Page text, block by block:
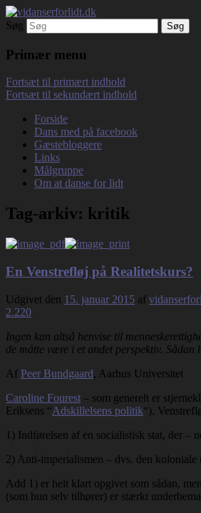
vidanserforlidt.dk
Debatterende tekster
Søg
Primær menu
Fortsæt til primært indhold
Fortsæt til sekundært indhold
Forside
Dans med på facebook
Gæstebloggere
Links
Målgruppe
Om at danse for lidt
Tag-arkiv: kritik
En Venstrefløj på Realitetskurs?
Udgivet den 15. januar 2015 af
2.220
Ingen kan altså henvise til
de måtte være i et andet perspektiv.
Af Peer Bundgaard, Aarhus Universitet
Caroline Fourest – som generelt er
Eriksens “Adskillelsens politik“).
1) Indførelsen af en socialistisk stat, der –
2) Anti-imperialismen – dvs. den
Add 1) er helt klart opgivet som sådan,
(som hun selv tilhører) er stærkt